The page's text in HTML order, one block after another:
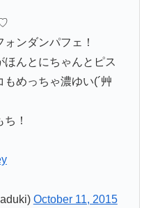
ンダンパフェ！
ほんとにちゃんとピス
めっちゃ濃ゆい(´艸
！
October 11, 2015